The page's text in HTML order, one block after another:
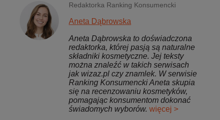
Redaktorka Ranking Konsumencki
Aneta Dąbrowska
Aneta Dąbrowska to doświadczona
redaktorka, której pasją są naturalne
składniki kosmetyczne. Jej teksty
można znaleźć w takich serwisach
jak wizaz.pl czy znamlek. W serwisie
Ranking Konsumencki Aneta skupia
się na recenzowaniu kosmetyków,
pomagając konsumentom dokonać
świadomych wyborów. więcej >